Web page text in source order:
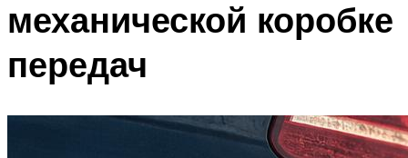
механической коробке
передач